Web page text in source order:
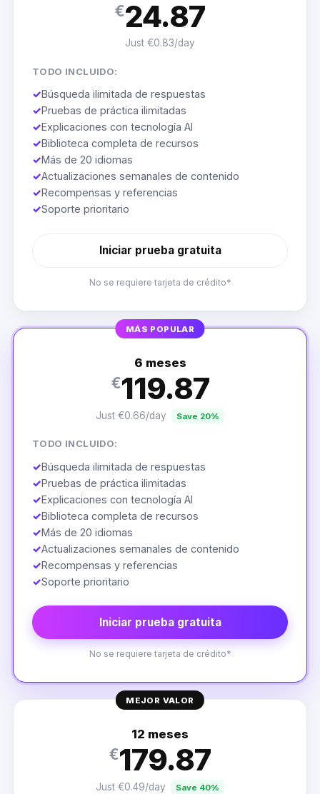
€24.87
Just €0.83/day
TODO INCLUIDO:
✓Búsqueda ilimitada de respuestas
✓Pruebas de práctica ilimitadas
✓Explicaciones con tecnología AI
✓Biblioteca completa de recursos
✓Más de 20 idiomas
✓Actualizaciones semanales de contenido
✓Recompensas y referencias
✓Soporte prioritario
Iniciar prueba gratuita
No se requiere tarjeta de crédito*
MÁS POPULAR
6 meses
€119.87
Just €0.66/day Save 20%
TODO INCLUIDO:
✓Búsqueda ilimitada de respuestas
✓Pruebas de práctica ilimitadas
✓Explicaciones con tecnología AI
✓Biblioteca completa de recursos
✓Más de 20 idiomas
✓Actualizaciones semanales de contenido
✓Recompensas y referencias
✓Soporte prioritario
Iniciar prueba gratuita
No se requiere tarjeta de crédito*
MEJOR VALOR
12 meses
€179.87
Just €0.49/day Save 40%